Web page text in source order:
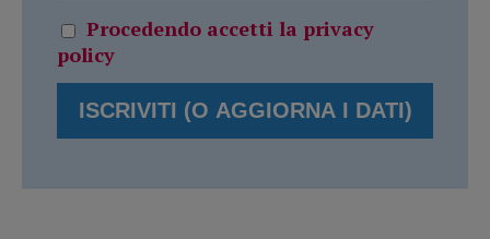
Procedendo accetti la privacy
policy